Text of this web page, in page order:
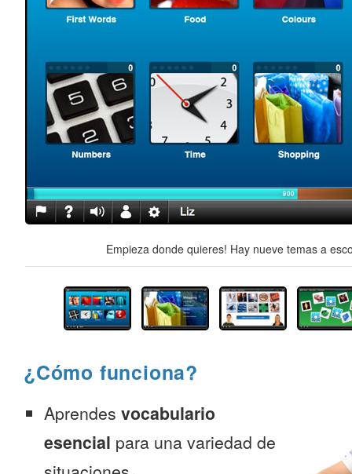
Empieza donde quieres! Hay nueve temas a
¿Cómo funciona?
Aprendes vocabulario
esencial para una variedad de